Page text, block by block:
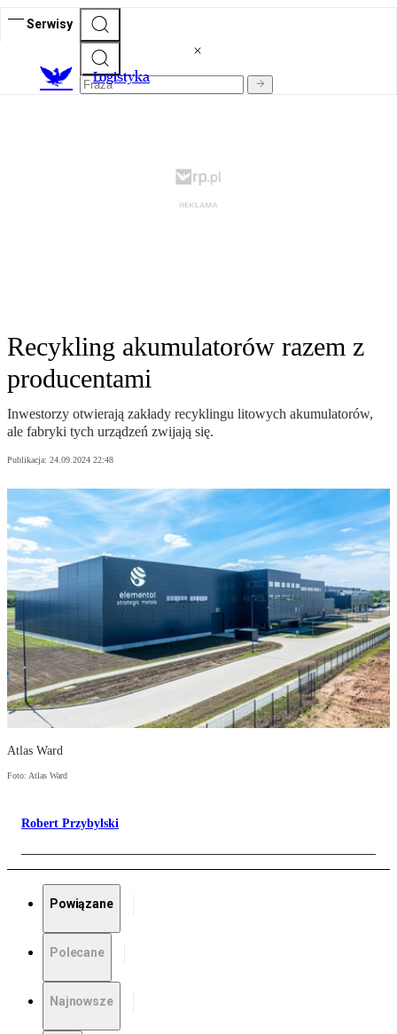
Serwisy
Logistyka
Recykling akumulatorów razem z
producentami
Inwestorzy otwierają zakłady recyklingu litowych akumulatorów,
ale fabryki tych urządzeń zwijają się.
Publikacja: 24.09.2024 22:48
Atlas Ward
Foto: Atlas Ward
Robert Przybylski
Powiązane
Polecane
Najnowsze